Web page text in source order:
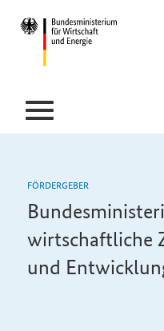
FÖRDERGEBER
wirtschaftliche
und